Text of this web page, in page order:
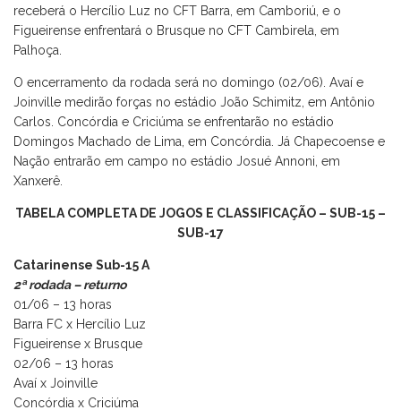
receberá o Hercílio Luz no CFT Barra, em Camboriú, e o
Figueirense enfrentará o Brusque no CFT Cambirela, em
Palhoça.
O encerramento da rodada será no domingo (02/06). Avaí e
Joinville medirão forças no estádio João Schimitz, em Antônio
Carlos. Concórdia e Criciúma se enfrentarão no estádio
Domingos Machado de Lima, em Concórdia. Já Chapecoense e
Nação entrarão em campo no estádio Josué Annoni, em
Xanxerê.
TABELA COMPLETA DE JOGOS E CLASSIFICAÇÃO – SUB-15 –
SUB-17
Catarinense Sub-15 A
2ª rodada – returno
01/06 – 13 horas
Barra FC x Hercílio Luz
Figueirense x Brusque
02/06 – 13 horas
Avaí x Joinville
Concórdia x Criciúma